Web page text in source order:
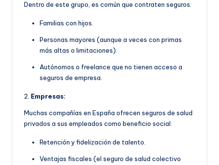
Dentro de este grupo, es común que contraten seguros:
Familias con hijos.
Personas mayores (aunque a veces con primas
más altas o limitaciones).
Autónomos o freelance que no tienen acceso a
seguros de empresa.
2. Empresas:
Muchas compañías en España ofrecen seguros de salud
privados a sus empleados como beneficio social:
Retención y fidelización de talento.
Ventajas fiscales (el seguro de salud colectivo